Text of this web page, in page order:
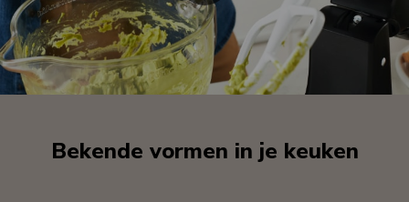
Bekende vormen in je keuken